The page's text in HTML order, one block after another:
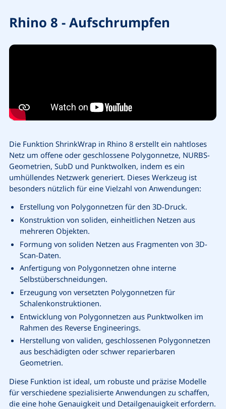
Rhino 8 - Aufschrumpfen
Die Funktion ShrinkWrap in Rhino 8 erstellt ein nahtloses
Netz um offene oder geschlossene Polygonnetze, NURBS-
Geometrien, SubD und Punktwolken, indem es ein
umhüllendes Netzwerk generiert. Dieses Werkzeug ist
besonders nützlich für eine Vielzahl von Anwendungen:
Erstellung von Polygonnetzen für den 3D-Druck.
Konstruktion von soliden, einheitlichen Netzen aus
mehreren Objekten.
Formung von soliden Netzen aus Fragmenten von 3D-
Scan-Daten.
Anfertigung von Polygonnetzen ohne interne
Selbstüberschneidungen.
Erzeugung von versetzten Polygonnetzen für
Schalenkonstruktionen.
Entwicklung von Polygonnetzen aus Punktwolken im
Rahmen des Reverse Engineerings.
Herstellung von validen, geschlossenen Polygonnetzen
aus beschädigten oder schwer reparierbaren
Geometrien.
Diese Funktion ist ideal, um robuste und präzise Modelle
für verschiedene spezialisierte Anwendungen zu schaffen,
die eine hohe Genauigkeit und Detailgenauigkeit erfordern.